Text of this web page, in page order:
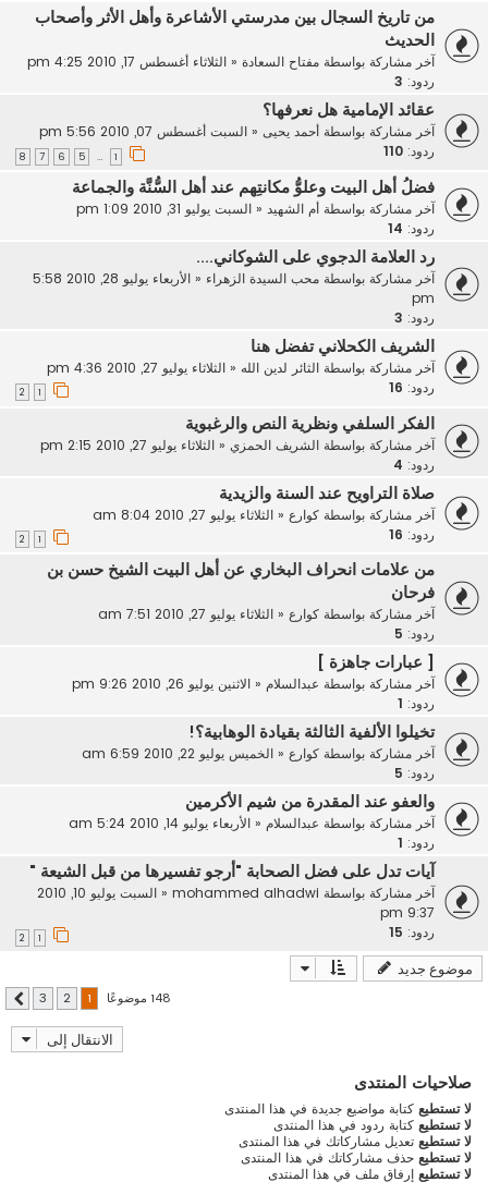
من تاريخ السجال بين مدرستي الأشاعرة وأهل الأثر وأصحاب
الحديث
آخر مشاركة بواسطة مفتاح السعادة« الثلاثاء أغسطس 17, 2010 4:25 pm
ردود: 3
عقائد الإمامية هل نعرفها؟
آخر مشاركة بواسطة أحمد يحيى« السبت أغسطس 07, 2010 5:56 pm
ردود: 110
…
5
6
7
8
فضلُ أهل البيت وعلوُّ مكانتِهم عند أهل السُّنَّة والجماعة
آخر مشاركة بواسطة أم الشهيد« السبت يوليو 31, 2010 1:09 pm
ردود: 14
رد العلامة الدجوي على الشوكاني....
آخر مشاركة بواسطة محب السيدة الزهراء«
الأربعاء يوليو 28, 2010 5:58
pm
ردود: 3
الشريف الكحلاني تفضل هنا
آخر مشاركة بواسطة الثائر لدين الله« الثلاثاء يوليو 27, 2010 4:36 pm
ردود: 16
الفكر السلفي ونظرية النص والرغبوية
آخر مشاركة بواسطة الشريف الحمزي« الثلاثاء يوليو 27, 2010 2:15 pm
ردود: 4
صلاة التراويح عند السنة والزيدية
آخر مشاركة بواسطة كوارع« الثلاثاء يوليو 27, 2010 8:04 am
ردود: 16
من علامات انحراف البخاري عن أهل البيت الشيخ حسن بن
فرحان
آخر مشاركة بواسطة كوارع« الثلاثاء يوليو 27, 2010 7:51 am
ردود: 5
[ عبارات جاهزة ]
آخر مشاركة بواسطة عبدالسلام« الاثنين يوليو 26, 2010 9:26 pm
ردود:
تخيلوا الألفية الثالثة بقيادة الوهابية؟!
آخر مشاركة بواسطة كوارع« الخميس يوليو 22, 2010 6:59 am
ردود: 5
والعفو عند المقدرة من شيم الأكرمين
آخر مشاركة بواسطة عبدالسلام« الأربعاء يوليو 14, 2010 5:24 am
ردود:
آيات تدل على فضل الصحابة "أرجو تفسيرها من قبل الشيعة "
آخر مشاركة بواسطة mohammed alhadwi
«
السبت يوليو 10, 2010
9:37 pm
ردود: 15
موضوع جديد
148 موضوعًا 2
3 التالي
الانتقال إلى
صلاحيات المنتدى
لا تستطيعكتابة مواضيع جديدة في هذا المنتدى
لا تستطيعكتابة ردود في هذا المنتدى
لا تستطيعتعديل مشاركاتك في هذا المنتدى
لا تستطيعحذف مشاركاتك في هذا المنتدى
لا تستطيعإرفاق ملف في هذا المنتدى